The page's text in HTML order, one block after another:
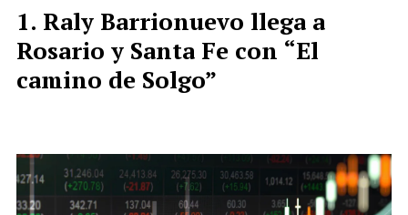
Raly Barrionuevo llega a
Rosario y Santa Fe con “El
camino de Solgo”